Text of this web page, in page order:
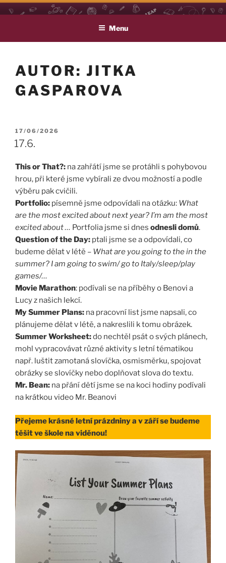
Přejít
k
webu
LEAP
Life Long English Achievement Project
Menu
AUTOR:JITKA
GASPAROVA
PUBLIKOVÁNO
17/06/2026
17.6.
This or That?: na zahřátí jsme se protáhli s pohybovou
hrou, při které jsme vybírali ze dvou možností a podle
výběru pak cvičili.
Portfolio: písemně jsme odpovídali na otázku: What
are the most excited about next year? I’m am the most
excited about … Portfolia jsme si dnes odnesli domů.
Question of the Day: ptali jsme se a odpovídali, co
budeme dělat v létě – What are you going to the in the
summer? I am going to swim/ go to Italy/sleep/play
games/…
Movie Marathon: podívali se na příběhy o Benovi a
Lucy z našich lekcí.
My Summer Plans: na pracovní list jsme napsali, co
plánujeme dělat v létě, a nakreslili k tomu obrázek.
Summer Worksheet:do nechtěl psát o svých plánech,
mohl vypracovávat různé aktivity s letní tématikou
např. luštit zamotaná slovíčka, osmisměrku, spojovat
obrázky se slovíčky nebo doplňovat slova do textu.
Mr. Bean: na přání dětí jsme se na koci hodiny podívali
na krátkou video Mr. Beanovi
Přejeme krásné letní prázdniny a v září se budeme
těšit ve škole na viděnou!